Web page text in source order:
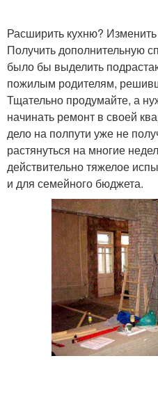
Расширить кухню?
Получить дополнительную
было бы выделить
пожилым родителям,
Тщательно продумайте, а
начинать ремонт в своей
дело на полпути уже не
растянуться на многие
действительно тяжелое
и для семейного бюджета.